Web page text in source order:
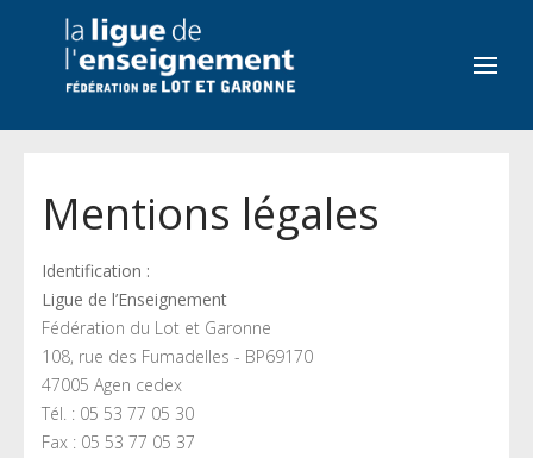
Mentions légales
Identification :
Ligue de l’Enseignement
Fédération du Lot et Garonne
108, rue des Fumadelles - BP69170
47005 Agen cedex
Tél. : 05 53 77 05 30
Fax : 05 53 77 05 37